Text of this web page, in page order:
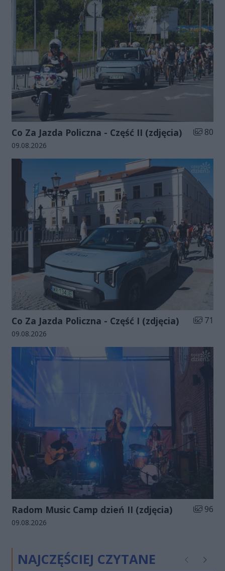
Co Za Jazda Policzna - Część II (zdjęcia) Liczba
80
Data dodania galerii:
09.08.2026
Co Za Jazda Policzna - Część I (zdjęcia) Liczba
71
Data dodania galerii:
09.08.2026
Radom Music Camp dzień II (zdjęcia) Liczba
96
Data dodania galerii:
09.08.2026
NAJCZĘŚCIEJ CZYTANE Poprzednie